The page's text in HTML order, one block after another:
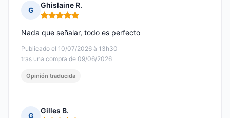
G
Ghislaine R.
Nota: 5 de 5
Publicado el 10/07/2026 à 13h30
tras una compra de 09/06/2026
Nada que señalar, todo es perfecto
Opinión traducida
G
Gilles B.